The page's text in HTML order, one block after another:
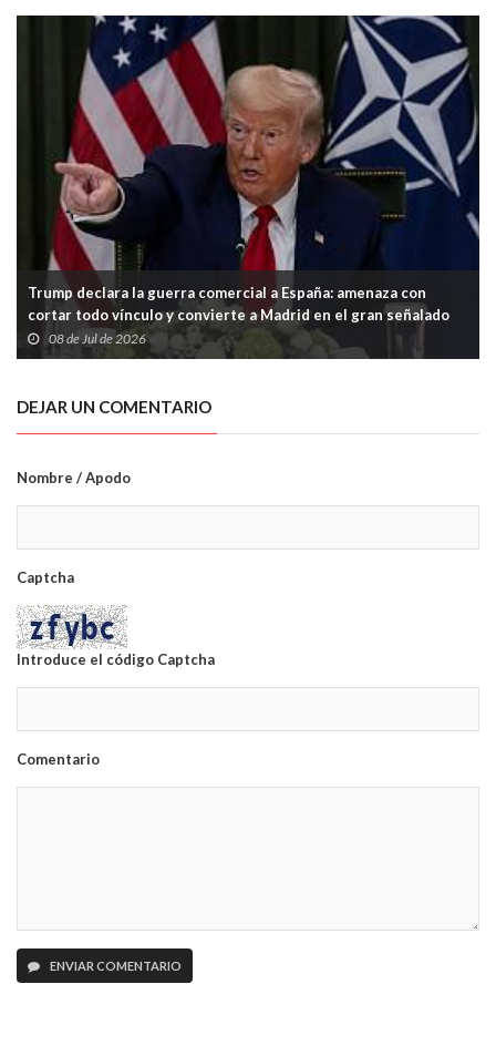
Trump declara la guerra comercial a España: amenaza con
cortar todo vínculo y convierte a Madrid en el gran señalado
de la OTAN
08 de Jul de 2026
DEJAR UN COMENTARIO
Nombre / Apodo
Captcha
Introduce el código Captcha
Comentario
ENVIAR COMENTARIO